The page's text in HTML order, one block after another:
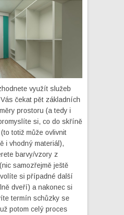
využít služeb
čekat pět základních
prostoru (a tedy i
si, co do skříně
totiž může ovlivnit
i vhodný materiál),
barvy/vzory z
samozřejmě ještě
si případné další
dveří) a nakonec si
termín schůzky se
potom celý proces